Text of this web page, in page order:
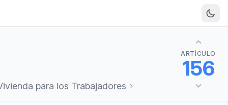
para los Trabajadores
ARTÍCULO
156